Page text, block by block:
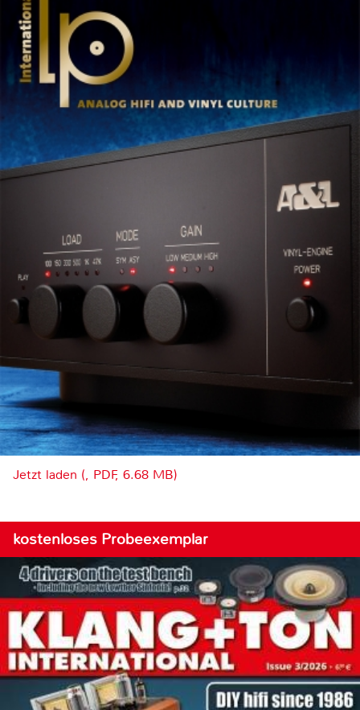
Jetzt laden (, PDF, 6.68 MB)
kostenloses Probeexemplar